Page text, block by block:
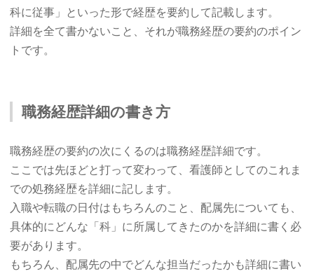
科に従事」といった形で経歴を要約して記載します。
詳細を全て書かないこと、それが職務経歴の要約のポイン
トです。
職務経歴詳細の書き方
職務経歴の要約の次にくるのは職務経歴詳細です。
ここでは先ほどと打って変わって、看護師としてのこれま
での処務経歴を詳細に記します。
入職や転職の日付はもちろんのこと、配属先についても、
具体的にどんな「科」に所属してきたのかを詳細に書く必
要があります。
もちろん、配属先の中でどんな担当だったかも詳細に書い